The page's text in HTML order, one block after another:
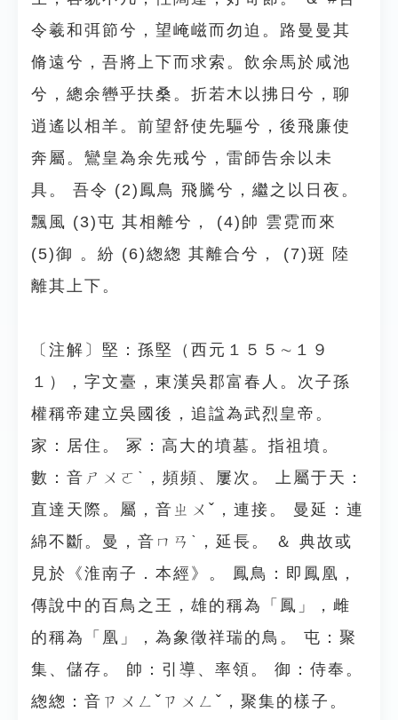
令羲和弭節兮，望崦嵫而勿迫。路曼曼其
脩遠兮，吾將上下而求索。飲余馬於咸池
兮，總余轡乎扶桑。折若木以拂日兮，聊
逍遙以相羊。前望舒使先驅兮，後飛廉使
奔屬。鸞皇為余先戒兮，雷師告余以未
具。 吾令 (2)鳳鳥 飛騰兮，繼之以日夜。
飄風 (3)屯 其相離兮， (4)帥 雲霓而來
(5)御 。紛 (6)緫緫 其離合兮， (7)斑 陸
離其上下。
〔注解〕堅：孫堅（西元１５５∼１９
１），字文臺，東漢吳郡富春人。次子孫
權稱帝建立吳國後，追諡為武烈皇帝。
家：居住。 冢：高大的墳墓。指祖墳。
數：音ㄕㄨㄛˋ，頻頻、屢次。 上屬于天：
直達天際。屬，音ㄓㄨˇ，連接。 曼延：連
綿不斷。曼，音ㄇㄢˋ，延長。 ＆ 典故或
見於《淮南子．本經》。 鳳鳥：即鳳凰，
傳說中的百鳥之王，雄的稱為「鳳」，雌
的稱為「凰」，為象徵祥瑞的鳥。 屯：聚
集、儲存。 帥：引導、率領。 御：侍奉。
緫緫：音ㄗㄨㄥˇㄗㄨㄥˇ，聚集的樣子。